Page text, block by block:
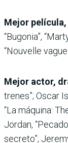
Mejor
“Bugonia”,
“Nouvelle
Mejor actor,
trenes”; Oscar
“La máquina:
Jordan,
secreto”;